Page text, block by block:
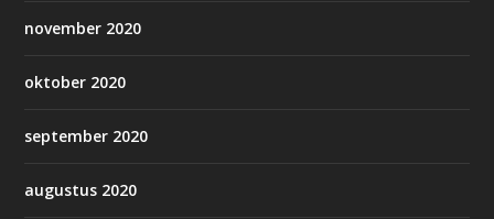
november 2020
oktober 2020
september 2020
augustus 2020